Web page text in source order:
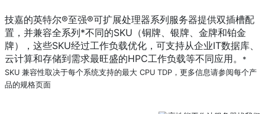
技嘉的英特尔®至强®可扩展处理器系列服务器提供双插槽配
置，并兼容全系列*不同的SKU（铜牌、银牌、金牌和铂金
牌），这些SKU经过工作负载优化，可支持从企业IT数据库、
云计算和存储到需求最旺盛的HPC工作负载等不同应用。
*
SKU 兼容性取决于每个系统支持的最大 CPU TDP，更多信息请参阅每个产
品的规格页面